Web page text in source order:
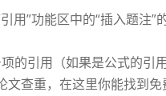
用”功能区中的“插入题注”
的引用（如果是公式的引
文查重，在这里你能找到免